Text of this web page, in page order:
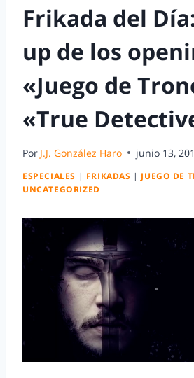
Frikada del
up de los
«Juego de
«True
Por J.J. González Haro junio 13,
ESPECIALES | FRIKADAS | JUEGO DE
UNCATEGORIZED